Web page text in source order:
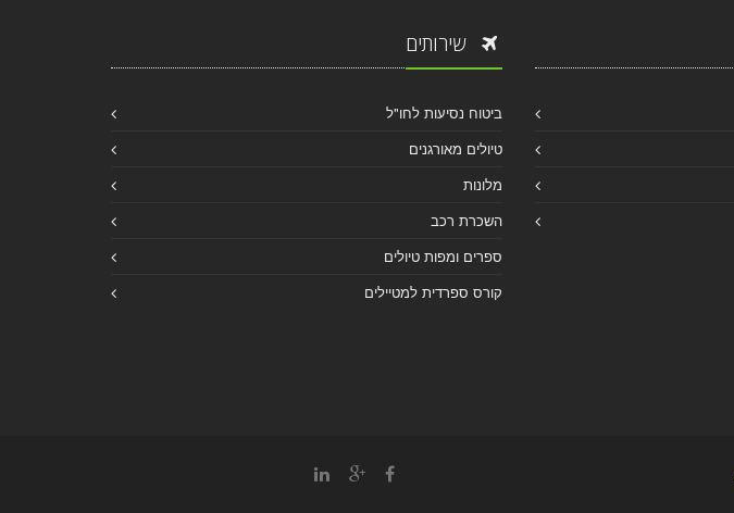
שירותים
ביטוח נסיעות לחו"ל
טיולים מאורגנים
מלונות
השכרת רכב
ספרים ומפות טיולים
קורס ספרדית למטיילים